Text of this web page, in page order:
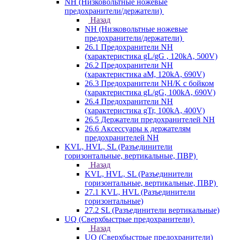
NH (Низковольтные ножевые
предохранители/держатели)
Назад
NH (Низковольтные ножевые
предохранители/держатели)
26.1 Предохранители NH
(характеристика gL/gG , 120kA, 500V)
26.2 Предохранители NH
(характеристика aM, 120kA, 690V)
26.3 Предохранители NH/K с бойком
(характеристика gL/gG, 100kA, 690V)
26.4 Предохранители NH
(характеристика gTr, 100kA, 400V)
26.5 Держатели предохранителей NH
26.6 Аксессуары к держателям
предохранителей NH
KVL, HVL, SL (Разъединители
горизонтальные, вертикальные, ПВР)
Назад
KVL, HVL, SL (Разъединители
горизонтальные, вертикальные, ПВР)
27.1 KVL, HVL (Разъединители
горизонтальные)
27.2 SL (Разъединители вертикальные)
UQ (Сверхбыстрые предохранители)
Назад
UQ (Сверхбыстрые предохранители)